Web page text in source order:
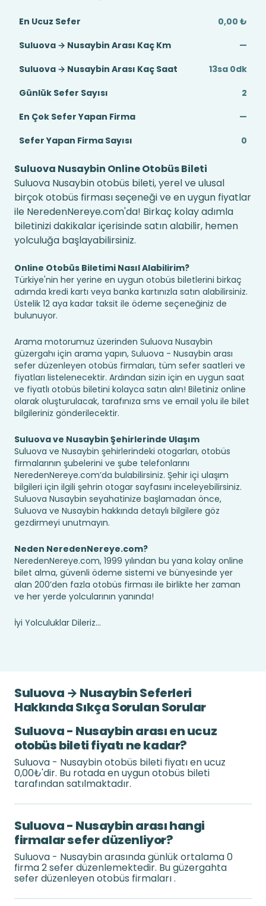
En Ucuz Sefer
0,00 ₺
Suluova → Nusaybin Arası Kaç Km
—
Suluova → Nusaybin Arası Kaç Saat
13sa 0dk
Günlük Sefer Sayısı
2
En Çok Sefer Yapan Firma
—
Sefer Yapan Firma Sayısı
0
Suluova Nusaybin Online Otobüs Bileti
Suluova Nusaybin otobüs bileti, yerel ve ulusal
birçok otobüs firması seçeneği ve en uygun fiyatlar
ile NeredenNereye.com'da! Birkaç kolay adımla
biletinizi dakikalar içerisinde satın alabilir, hemen
yolculuğa başlayabilirsiniz.
Online Otobüs Biletimi Nasıl Alabilirim?
Türkiye'nin her yerine en uygun otobüs biletlerini birkaç
adımda kredi kartı veya banka kartınızla satın alabilirsiniz.
Üstelik 12 aya kadar taksit ile ödeme seçeneğiniz de
bulunuyor.
Arama motorumuz üzerinden Suluova Nusaybin
güzergahı için arama yapın, Suluova - Nusaybin arası
sefer düzenleyen otobüs firmaları, tüm sefer saatleri ve
fiyatları listelenecektir. Ardından sizin için en uygun saat
ve fiyatlı otobüs biletini kolayca satın alın! Biletiniz online
olarak oluşturulacak, tarafınıza sms ve email yolu ile bilet
bilgileriniz gönderilecektir.
Suluova ve Nusaybin Şehirlerinde Ulaşım
Suluova ve Nusaybin şehirlerindeki otogarları, otobüs
firmalarının şubelerini ve şube telefonlarını
NeredenNereye.com’da bulabilirsiniz. Şehir içi ulaşım
bilgileri için ilgili şehrin otogar sayfasını inceleyebilirsiniz.
Suluova Nusaybin seyahatinize başlamadan önce,
Suluova ve Nusaybin hakkında detaylı bilgilere göz
gezdirmeyi unutmayın.
Neden NeredenNereye.com?
NeredenNereye.com, 1999 yılından bu yana kolay online
bilet alma, güvenli ödeme sistemi ve bünyesinde yer
alan 200’den fazla otobüs firması ile birlikte her zaman
ve her yerde yolcularının yanında!
İyi Yolculuklar Dileriz...
Suluova → Nusaybin Seferleri
Hakkında Sıkça Sorulan Sorular
Suluova - Nusaybin arası en ucuz
otobüs bileti fiyatı ne kadar?
Suluova - Nusaybin otobüs bileti fiyatı en ucuz
0,00₺'dir. Bu rotada en uygun otobüs bileti
tarafından satılmaktadır.
Suluova - Nusaybin arası hangi
firmalar sefer düzenliyor?
Suluova - Nusaybin arasında günlük ortalama 0
firma 2 sefer düzenlemektedir. Bu güzergahta
sefer düzenleyen otobüs firmaları .